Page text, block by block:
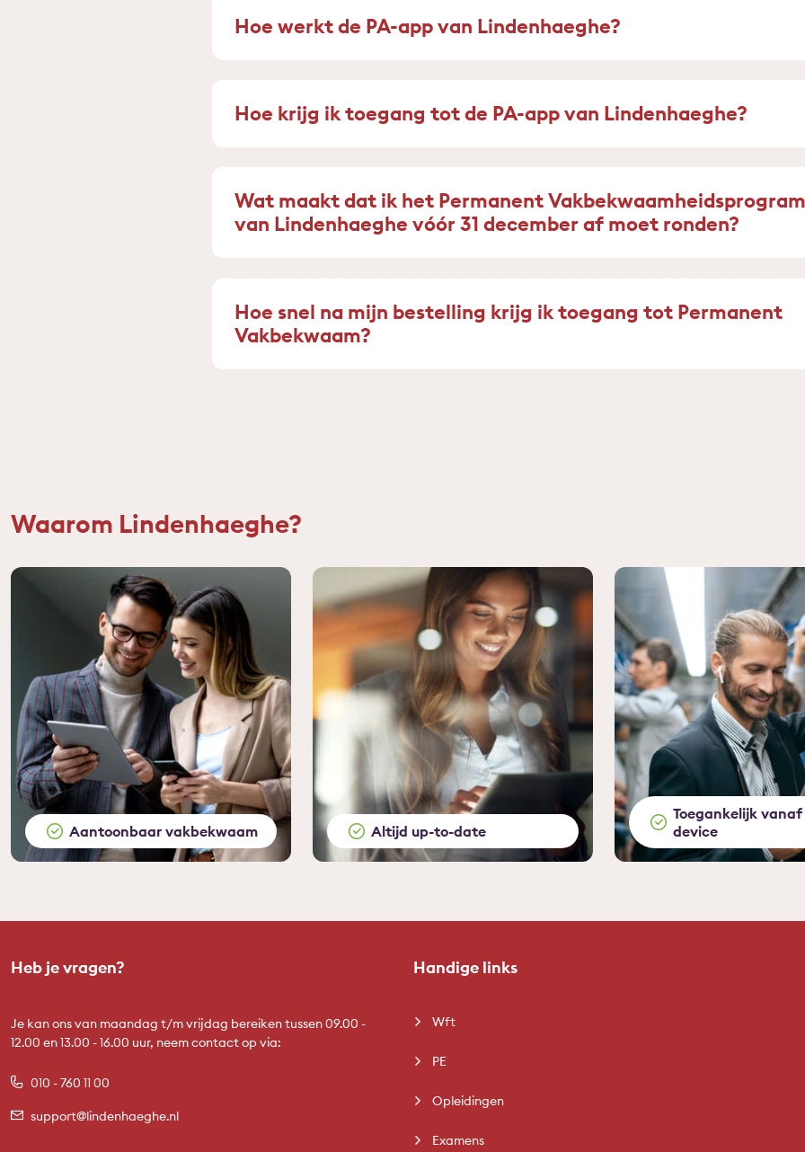
Hoe werkt de PA-app van Lindenhaeghe?
Hoe krijg ik toegang tot de PA-app van Lindenhaeghe?
Wat maakt dat ik het Permanent
van Lindenhaeghe vóór 31 december af moet ronden?
Hoe snel na mijn bestelling krijg ik toegang tot Permanent
Vakbekwaam?
Waarom Lindenhaeghe?
Aantoonbaar vakbekwaam Altijd up-to-date
Toegankelijk vanaf
device
Heb je vragen?
Je kan ons van maandag t/m vrijdag bereiken tussen 09.00 -
12.00 en 13.00 - 16.00 uur, neem contact op via:
010 - 760 11 00
support@lindenhaeghe.nl
Handige links
Wft
PE
Opleidingen
Examens